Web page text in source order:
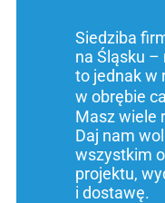
Siedziba
na Śląsku –
to jednak w
w obrębie
Masz wiele
Daj nam
wszystkim
projektu,
i dostawę.